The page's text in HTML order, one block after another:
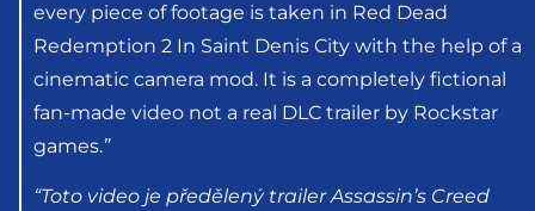
every piece of footage is taken in Red Dead
Redemption 2 In Saint Denis City with the help of a
cinematic camera mod. It is a completely fictional
fan-made video not a real DLC trailer by Rockstar
games.”
“Toto video je předělený trailer Assassin’s Creed